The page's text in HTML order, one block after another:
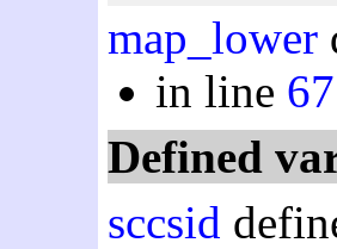
map_lower
in line 67
Defined
sccsid